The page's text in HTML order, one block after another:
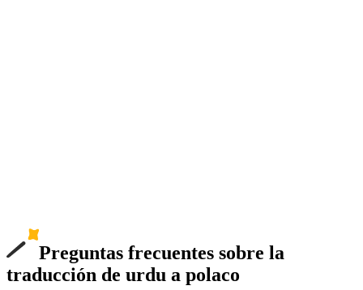
Preguntas frecuentes sobre la
traducción de urdu a polaco